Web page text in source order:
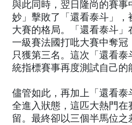
與此同時，翌日隆尚的賽事
妙」擊敗了「還看泰斗」，
大賽的格局。「還看泰斗」
一級賽法國打吡大賽中奪冠
只獲第三名。這次「還看泰
統指標賽事再度測試自己的
儘管如此，再加上「還看泰
全進入狀態，這匹大熱門在
留。最終卻以三個半馬位之